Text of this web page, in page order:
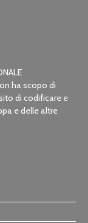
ha scopo di
di codificare e
e delle altre